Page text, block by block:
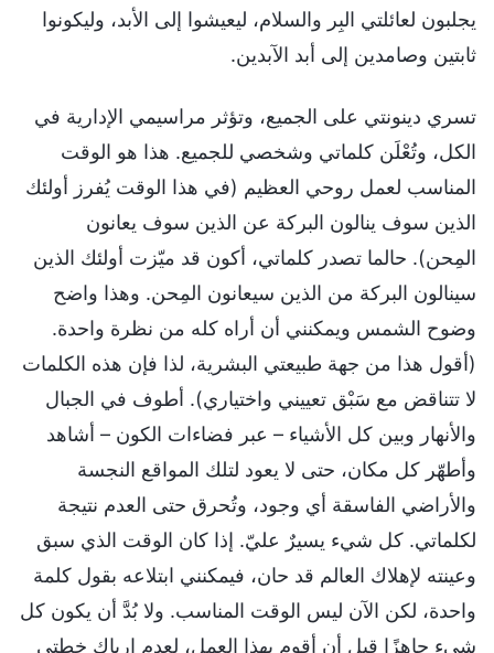
يجلبون لعائلتي البِر والسلام، ليعيشوا إلى الأبد، وليكونوا
ثابتين وصامدين إلى أبد الآبدين.
تسري دينونتي على الجميع، وتؤثر مراسيمي الإدارية في
الكل، وتُعْلَن كلماتي وشخصي للجميع. هذا هو الوقت
المناسب لعمل روحي العظيم (في هذا الوقت يُفرز أولئك
الذين سوف ينالون البركة عن الذين سوف يعانون
المِحن). حالما تصدر كلماتي، أكون قد ميّزت أولئك الذين
سينالون البركة من الذين سيعانون المِحن. وهذا واضح
وضوح الشمس ويمكنني أن أراه كله من نظرة واحدة.
(أقول هذا من جهة طبيعتي البشرية، لذا فإن هذه الكلمات
لا تتناقض مع سَبْق تعييني واختياري). أطوف في الجبال
والأنهار وبين كل الأشياء – عبر فضاءات الكون – أشاهد
وأطهّر كل مكان، حتى لا يعود لتلك المواقع النجسة
والأراضي الفاسقة أي وجود، وتُحرق حتى العدم نتيجة
لكلماتي. كل شيء يسيرٌ عليّ. إذا كان الوقت الذي سبق
وعينته لإهلاك العالم قد حان، فيمكنني ابتلاعه بقول كلمة
واحدة، لكن الآن ليس الوقت المناسب. ولا بُدَّ أن يكون كل
شيء جاهزًا قبل أن أقوم بهذا العمل، لعدم إرباك خطتي